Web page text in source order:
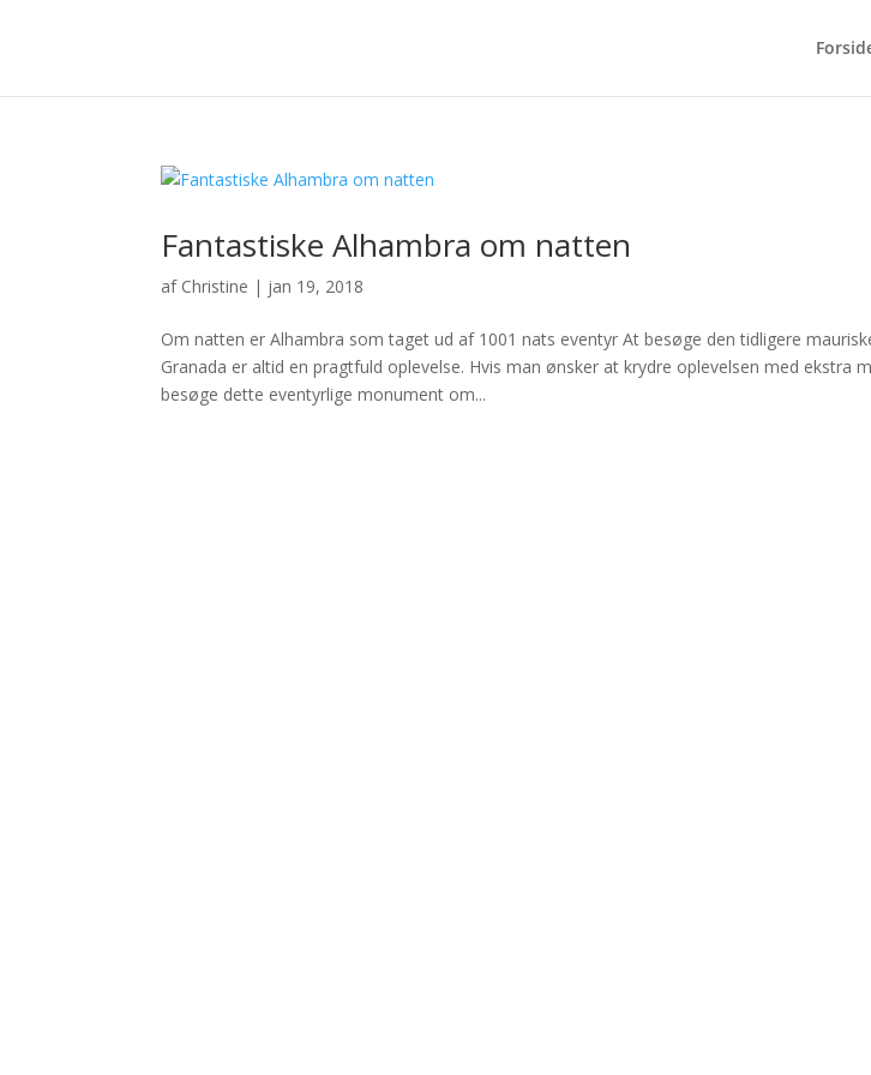
Fantastiske Alhambra om natten
af Christine | jan 19, 2018
Om natten er Alhambra som taget ud af 1001 nats eventyr At besøge den tidligere
Granada er altid en pragtfuld oplevelse. Hvis man ønsker at krydre oplevelsen med ekstra
besøge dette eventyrlige monument om...